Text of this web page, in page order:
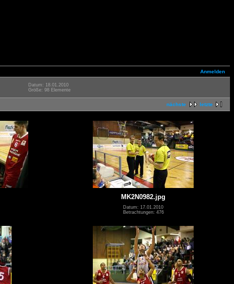
Anmelden
Datum: 18.01.2010
Größe: 98 Elemente
nächste letzte
MK2N0982.jpg
Datum: 17.01.2010
Betrachtungen: 476